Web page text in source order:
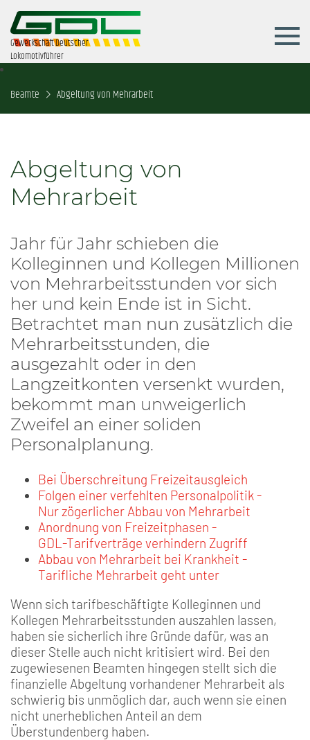
Gewerkschaft Deutscher
Lokomotivführer
Beamte Abgeltung von Mehrarbeit
Abgeltung von
Mehrarbeit
Jahr für Jahr schieben die
Kolleginnen und Kollegen Millionen
von Mehrarbeitsstunden vor sich
her und kein Ende ist in Sicht.
Betrachtet man nun zusätzlich die
Mehrarbeitsstunden, die
ausgezahlt oder in den
Langzeitkonten versenkt wurden,
bekommt man unweigerlich
Zweifel an einer soliden
Personalplanung.
Bei Überschreitung Freizeitausgleich
Folgen einer verfehlten Personalpolitik -
Nur zögerlicher Abbau von Mehrarbeit
Anordnung von Freizeitphasen -
GDL-Tarifverträge verhindern Zugriff
Abbau von Mehrarbeit bei Krankheit -
Tarifliche Mehrarbeit geht unter
Wenn sich tarifbeschäftigte Kolleginnen und
Kollegen Mehrarbeitsstunden auszahlen lassen,
haben sie sicherlich ihre Gründe dafür, was an
dieser Stelle auch nicht kritisiert wird. Bei den
zugewiesenen Beamten hingegen stellt sich die
finanzielle Abgeltung vorhandener Mehrarbeit als
schwierig bis unmöglich dar, auch wenn sie einen
nicht unerheblichen Anteil an dem
Überstundenberg haben.